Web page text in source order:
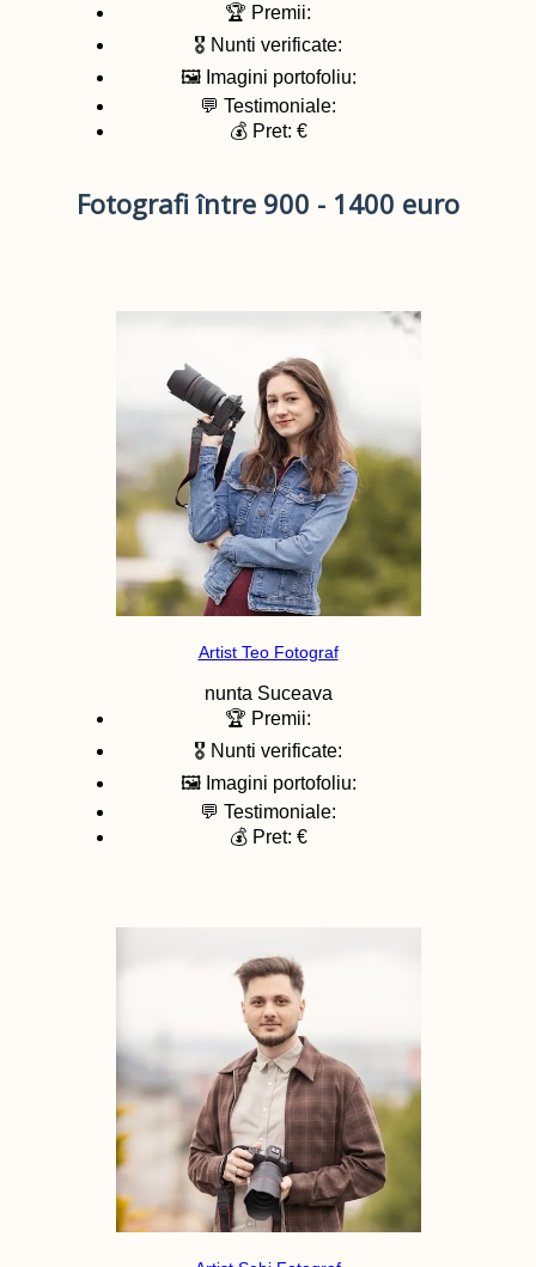
🏆 Premii:
🎖️ Nunti verificate:
🖼️ Imagini portofoliu:
💬 Testimoniale:
💰 Pret: €
Fotografi între 900 - 1400 euro
Artist Teo Fotograf
nunta Suceava
🏆 Premii:
🎖️ Nunti verificate:
🖼️ Imagini portofoliu:
💬 Testimoniale:
💰 Pret: €